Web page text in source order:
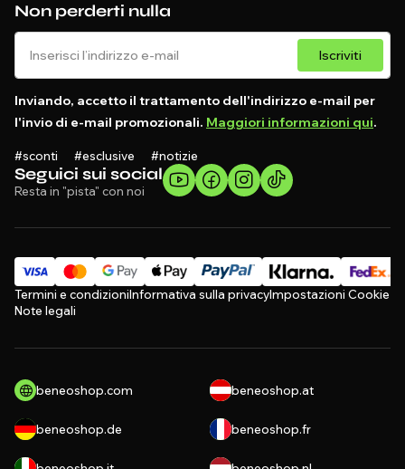
Seguici sui social
Resta in "pista" con noi
Non perderti nulla
Iscriviti
Inviando, accetto il trattamento dell'indirizzo e-mail per
l'invio di e-mail promozionali. Maggiori informazioni qui.
#sconti #esclusive #notizie
Termini e condizioniInformativa sulla privacyImpostazioni Cookie
Note legali
beneoshop.com beneoshop.at
beneoshop.de beneoshop.fr